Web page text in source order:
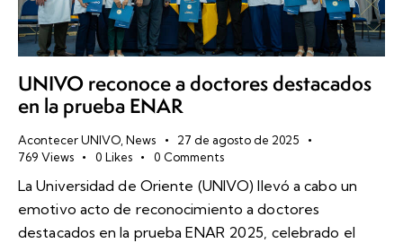
UNIVO reconoce a doctores destacados
en la prueba ENAR
Acontecer UNIVO News
27 de agosto de 2025
769 Views 0 Likes 0 Comments
La Universidad de Oriente (UNIVO) llevó a cabo un
emotivo acto de reconocimiento a doctores
destacados en la prueba ENAR 2025, celebrado el